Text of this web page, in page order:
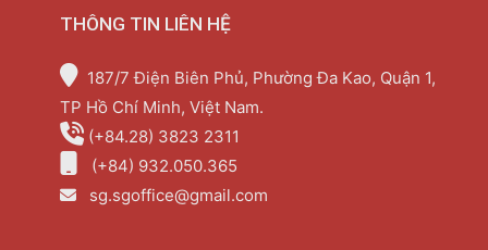
THÔNG TIN LIÊN HỆ
187/7 Điện Biên Phủ, Phường Đa Kao, Quận 1,
TP Hồ Chí Minh, Việt Nam.
(+84.28) 3823 2311
(+84) 932.050.365
sg.sgoffice@gmail.com